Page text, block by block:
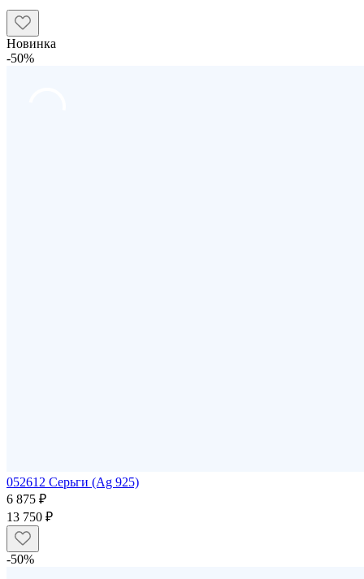
Новинка
-50%
052612 Серьги (Ag 925)
6 875 ₽
13 750 ₽
-50%